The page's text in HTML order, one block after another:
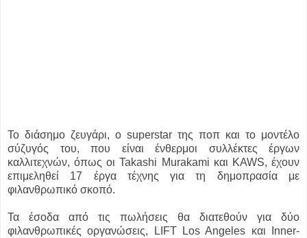
Το διάσημο ζευγάρι, ο superstar της ποπ και το μοντέλο
σύζυγός του, που είναι ένθερμοι συλλέκτες έργων
καλλιτεχνών, όπως οι Takashi Murakami και KAWS, έχουν
επιμεληθεί 17 έργα τέχνης για τη δημοπρασία με
φιλανθρωπικό σκοπό.
Τα έσοδα από τις πωλήσεις θα διατεθούν για δύο
φιλανθρωπικές οργανώσεις, LIFT Los Angeles και Inner-